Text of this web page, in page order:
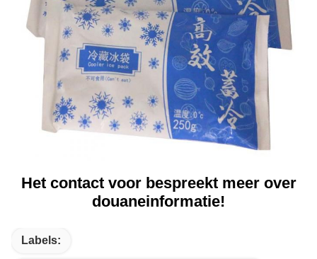
Het contact voor bespreekt meer over
douaneinformatie!
Labels: